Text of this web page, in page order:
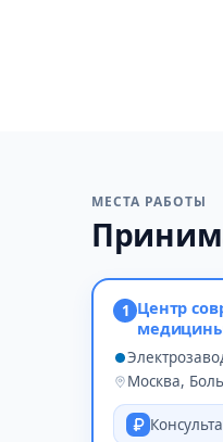
МЕСТА РАБОТЫ
1 Центр
Москва,